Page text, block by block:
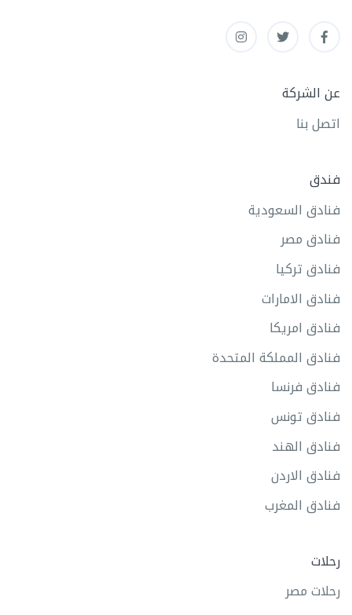
عن الشركة
اتصل بنا
فندق
فنادق السعودية
فنادق مصر
فنادق تركيا
فنادق الامارات
فنادق امريكا
فنادق المملكة المتحدة
فنادق فرنسا
فنادق تونس
فنادق الهند
فنادق الاردن
فنادق المغرب
رحلات
رحلات مصر